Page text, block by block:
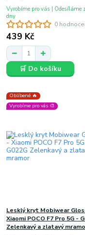
0
439 Kč
Vyrobíme pro vás | Odesíláme
dny
🛒 Do košíku
Oblíbené 🔥
Vyrobíme pro vás 🎨
Lesklý kryt Mobiwear
Xiaomi POCO F7 Pro 5G -
Zelenkavý a zlatavý